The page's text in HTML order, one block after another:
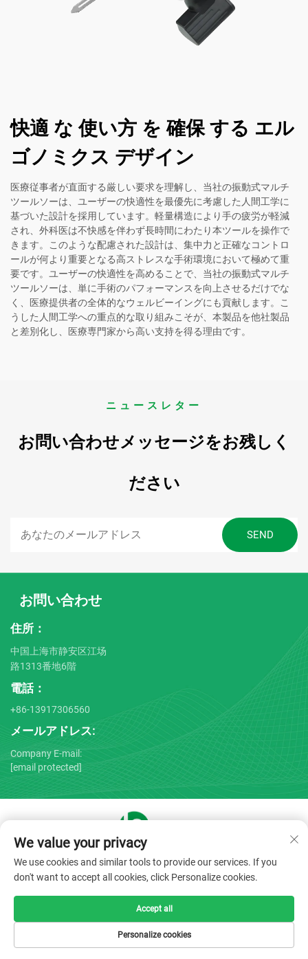
快適 な 使い方 を 確保 する エル
ゴノミクス デザイン
医療従事者が直面する厳しい要求を理解し、当社の振動式マルチ
ツールソーは、ユーザーの快適性を最優先に考慮した人間工学に
基づいた設計を採用しています。軽量構造により手の疲労が軽減
され、外科医は不快感を伴わず長時間にわたり本ツールを操作で
きます。このような配慮された設計は、集中力と正確なコントロ
ールが何より重要となる高ストレスな手術環境において極めて重
要です。ユーザーの快適性を高めることで、当社の振動式マルチ
ツールソーは、単に手術のパフォーマンスを向上させるだけでな
く、医療提供者の全体的なウェルビーイングにも貢献します。こ
うした人間工学への重点的な取り組みこそが、本製品を他社製品
と差別化し、医療専門家から高い支持を得る理由です。
ニュースレター
お問い合わせメッセージをお残しく
ださい
お問い合わせ
住所：
中国上海市静安区江场
路1313番地6階
電話：
+86-13917306560
メールアドレス:
Company E-mail:
[email protected]
Copyright © 2025 by Shanghai Bojin Medical Instrument Co.,
Ltd. - プライバシーポリシー
We value your privacy
We use cookies and similar tools to provide our services. If you
don't want to accept all cookies, click Personalize cookies.
Personalize cookies
Accept all